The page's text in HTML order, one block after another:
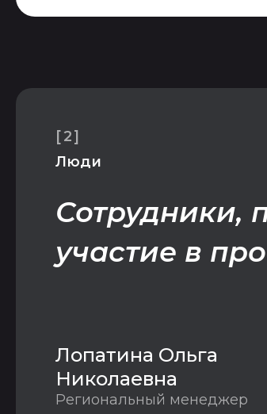
[2]
Люди
Сотрудники,
участие в
Лопатина Ольга
Николаевна
Региональный менеджер